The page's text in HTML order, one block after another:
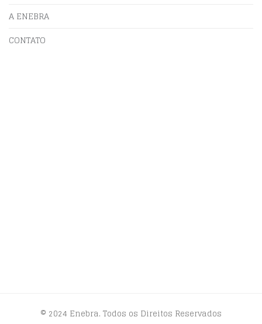
A ENEBRA
CONTATO
© 2024 Enebra. Todos os Direitos Reservados